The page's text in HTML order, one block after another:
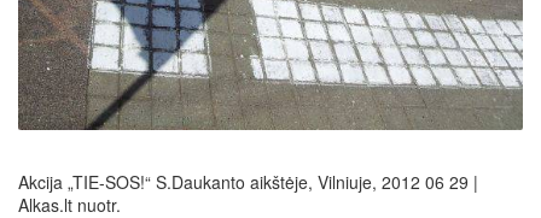
Akcija „TIE-SOS!“ S.Daukanto aikštėje, Vilniuje, 2012 06 29 |
Alkas.lt nuotr.